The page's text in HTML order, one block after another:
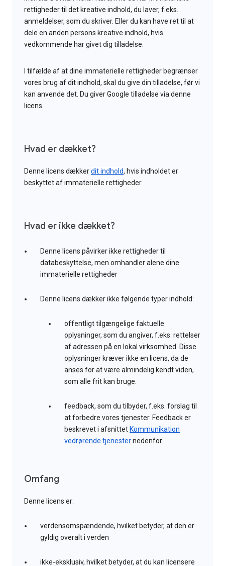
rettigheder til det kreative indhold, du laver, f.eks.
anmeldelser, som du skriver. Eller du kan have ret til at
dele en anden persons kreative indhold, hvis
vedkommende har givet dig tilladelse.
I tilfælde af at dine immaterielle rettigheder begrænser
vores brug af dit indhold, skal du give din tilladelse, før vi
kan anvende det. Du giver Google tilladelse via denne
licens.
Hvad er dækket?
Denne licens dækkerdit indhold, hvis indholdet er
beskyttet af immaterielle rettigheder.
Hvad er ikke dækket?
Denne licens påvirker ikke rettigheder til
databeskyttelse, men omhandler alene dine
immaterielle rettigheder
Denne licens dækker ikke følgende typer indhold:
offentligt tilgængelige faktuelle
oplysninger, som du angiver, f.eks. rettelser
af adressen på en lokal virksomhed. Disse
oplysninger kræver ikke en licens, da de
anses for at være almindelig kendt viden,
som alle frit kan bruge.
feedback, som du tilbyder, f.eks. forslag til
at forbedre vores tjenester. Feedback er
beskrevet i afsnittet Kommunikation
vedrørende tjenesternedenfor.
Omfang
Denne licens er:
verdensomspændende, hvilket betyder, at den er
gyldig overalt i verden
ikke-eksklusiv, hvilket betyder, at du kan licensere